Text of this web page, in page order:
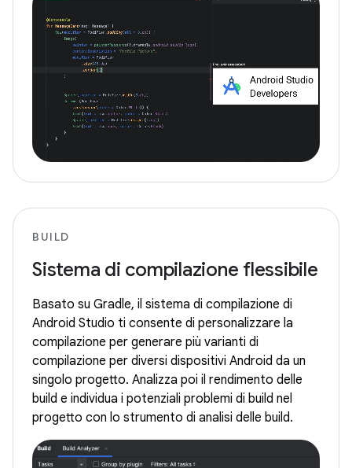
BUILD
Sistema di compilazione flessibile
Basato su Gradle, il sistema di compilazione di
Android Studio ti consente di personalizzare la
compilazione per generare più varianti di
compilazione per diversi dispositivi Android da un
singolo progetto. Analizza poi il rendimento delle
build e individua i potenziali problemi di build nel
progetto con lo strumento di analisi delle build.